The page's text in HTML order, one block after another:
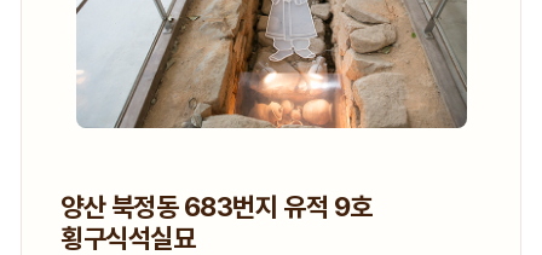
양산 북정동 683번지 유적 9호
횡구식석실묘